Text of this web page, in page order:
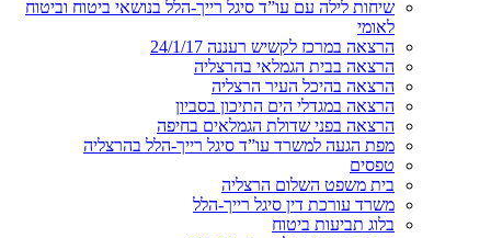
שיחות לילה עם עו”ד סיגל רייך-הלל בנושאי ביטוח וביטוח
לאומי
הרצאה במרכז לקשיש רעננה 24/1/17
הרצאה בבית הגמלאי בהרצליה
הרצאה בהיכל העיר הרצליה
הרצאה במגדלי הים התיכון בסביון
הרצאה בפני שדולת הגמלאים בחיפה
מפת הגעה למשרד עו”ד סיגל רייך-הלל בהרצליה
טפסים
בית משפט השלום הרצליה
משרד עורכת דין סיגל רייך-הלל
בלוג תביעות ביטוח